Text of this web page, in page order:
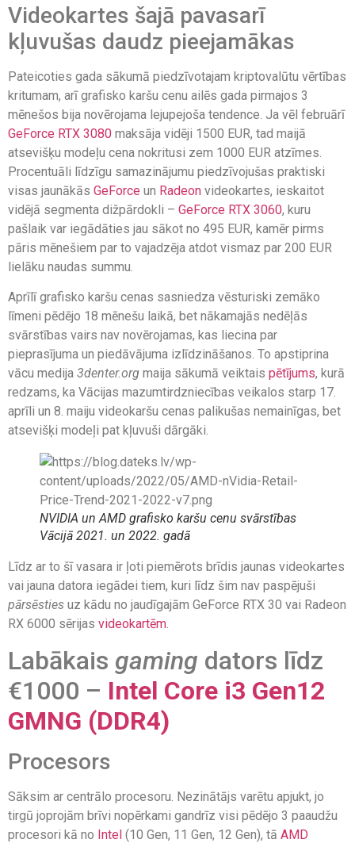
Videokartes šajā pavasarī
kļuvušas daudz pieejamākas
Pateicoties gada sākumā piedzīvotajam kriptovalūtu vērtības
kritumam, arī grafisko karšu cenu ailēs gada pirmajos 3
mēnešos bija novērojama lejupejoša tendence. Ja vēl februārī
GeForce RTX 3080 maksāja vidēji 1500 EUR, tad maijā
atsevišķu modeļu cena nokritusi zem 1000 EUR atzīmes.
Procentuāli līdzīgu samazinājumu piedzīvojušas praktiski
visas jaunākās GeForce un Radeon videokartes, ieskaitot
vidējā segmenta dižpārdokli – GeForce RTX 3060, kuru
pašlaik var iegādāties jau sākot no 495 EUR, kamēr pirms
pāris mēnešiem par to vajadzēja atdot vismaz par 200 EUR
lielāku naudas summu.
Aprīlī grafisko karšu cenas sasniedza vēsturiski zemāko
līmeni pēdējo 18 mēnešu laikā, bet nākamajās nedēļās
svārstības vairs nav novērojamas, kas liecina par
pieprasījuma un piedāvājuma izlīdzināšanos. To apstiprina
vācu medija 3denter.org maija sākumā veiktais pētījums, kurā
redzams, ka Vācijas mazumtirdzniecības veikalos starp 17.
aprīli un 8. maiju videokaršu cenas palikušas nemainīgas, bet
atsevišķi modeļi pat kļuvuši dārgāki.
NVIDIA un AMD grafisko karšu cenu svārstības
Vācijā 2021. un 2022. gadā
Līdz ar to šī vasara ir ļoti piemērots brīdis jaunas videokartes
vai jauna datora iegādei tiem, kuri līdz šim nav paspējuši
pārsēsties uz kādu no jaudīgajām GeForce RTX 30 vai Radeon
RX 6000 sērijas videokartēm.
Labākais gaming dators līdz
€1000 – Intel Core i3 Gen12
GMNG (DDR4)
Procesors
Sāksim ar centrālo procesoru. Nezinātājs varētu apjukt, jo
tirgū joprojām brīvi nopērkami gandrīz visi pēdējo 3 paaudžu
procesori kā no Intel (10 Gen, 11 Gen, 12 Gen), tā AMD